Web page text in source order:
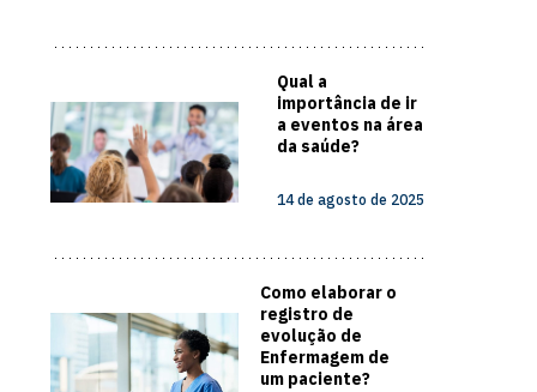
Qual a
importância de ir
a eventos na área
da saúde?
14 de agosto de 2025
Como elaborar o
registro de
evolução de
Enfermagem de
um paciente?